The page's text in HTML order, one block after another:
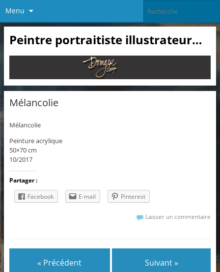
Menu
Peintre portraitiste illustrateur…
Mélancolie
Mélancolie
Peinture acrylique
50×70 cm
10/2017
Partager :
Facebook
E-mail Pinterest
Laisser un commentaire
« Précédent Suivant »